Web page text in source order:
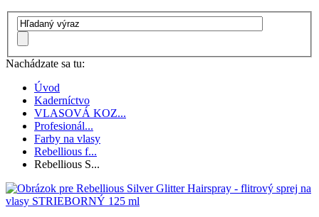
Nachádzate sa tu:
Úvod
Kaderníctvo
VLASOVÁ KOZ...
Profesionál...
Farby na vlasy
Rebellious f...
Rebellious S...